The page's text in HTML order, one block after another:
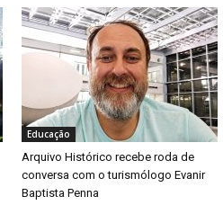
Educação
Arquivo Histórico recebe roda de
conversa com o turismólogo Evanir
Baptista Penna